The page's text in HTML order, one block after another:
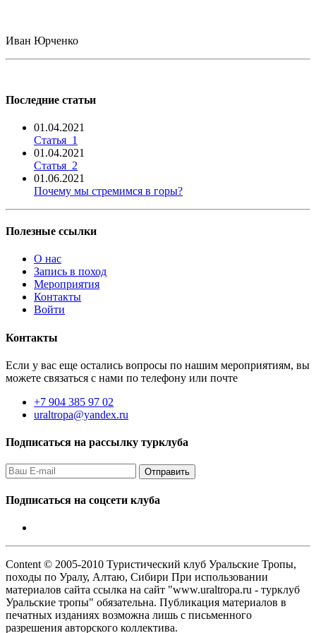
Иван Юрченко
Последние статьи
01.04.2021
Статья_1
01.04.2021
Статья_2
01.06.2021
Почему мы стремимся в горы?
Полезные ссылки
О нас
Запись в поход
Мероприятия
Контакты
Войти
Контакты
Если у вас еще остались вопросы по нашим мероприятиям, вы
можете связаться с нами по телефону или почте
+7 904 385 97 02
uraltropa@yandex.ru
Подписаться на рассылку турклуба
Подписаться на соцсети клуба
Content © 2005-2010 Туристический клуб Уральские Тропы,
походы по Уралу, Алтаю, Сибири При использовании
материалов сайта ссылка на сайт "www.uraltropa.ru - турклуб
Уральские тропы" обязательна. Публикация материалов в
печатных изданиях возможна лишь с письменного
разрешения авторского коллектива.